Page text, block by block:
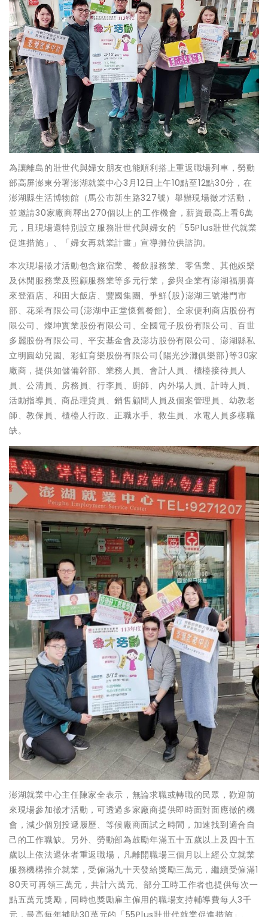
為讓離島的壯世代與婦女朋友也能順利搭上重返職場列車，勞動
部高屏澎東分署澎湖就業中心3月12日上午10點至12點30分，在
澎湖縣生活博物館（馬公市新生路327號）舉辦現場徵才活動，
並邀請30家廠商釋出270個以上的工作機會，薪資最高上看6萬
元，且現場還特別設立服務壯世代與婦女的「55Plus壯世代就業
促進措施」、「婦女再就業計畫」宣導攤位供諮詢。
本次現場徵才活動包含旅宿業、餐飲服務業、零售業、其他娛樂
及休閒服務業及照顧服務業等多元行業，參與企業有澎湖福朋喜
來登酒店、和田大飯店、豐國集團、爭鮮(股)澎湖三號港門市
部、花采有限公司(澎湖中正堂懷舊餐館)、全家便利商店股份有
限公司、燦坤實業股份有限公司、全國電子股份有限公司、百世
多麗股份有限公司、平安基金會及澎坊股份有限公司、澎湖縣私
立明圓幼兒園、彩虹育樂股份有限公司(陽光沙灘俱樂部)等30家
廠商，提供如儲備幹部、業務人員、會計人員、櫃檯接待員人
員、公清員、房務員、行李員、廚師、內外場人員、計時人員、
活動指導員、商品理貨員、銷售顧問人員及個案管理員、幼教老
師、教保員、櫃檯人行政、正職水手、救生員、水電人員多樣職
缺。
澎湖就業中心主任陳家全表示，無論求職或轉職的民眾，歡迎前
來現場參加徵才活動，可透過多家廠商提供即時面對面應徵的機
會，減少個別投遞履歷、等候廠商面試之時間，加速找到適合自
己的工作職缺。另外、勞動部為鼓勵年滿五十五歲以上及四十五
歲以上依法退休者重返職場，凡離開職場三個月以上經公立就業
服務機構推介就業，受僱滿九十天發給獎勵三萬元，繼續受僱滿1
80天可再領三萬元，共計六萬元、部分工時工作者也提供每次一
點五萬元獎勵，同時也獎勵雇主僱用的職場支持輔導費每人3千
元，最高每年補助30萬元的「55Plus壯世代就業促進措施」、